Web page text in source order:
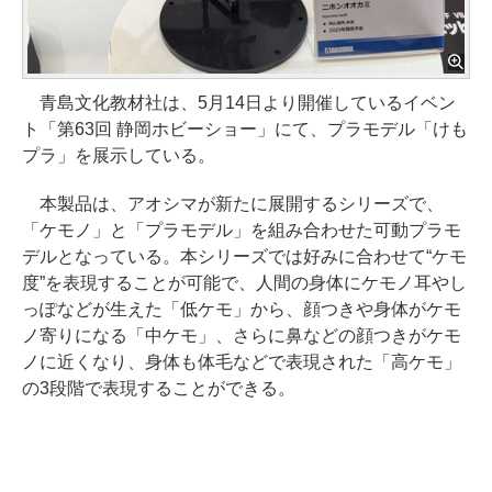
青島文化教材社は、5月14日より開催しているイベン
ト「第63回 静岡ホビーショー」にて、プラモデル「けも
プラ」を展示している。
本製品は、アオシマが新たに展開するシリーズで、
「ケモノ」と「プラモデル」を組み合わせた可動プラモ
デルとなっている。本シリーズでは好みに合わせて“ケモ
度”を表現することが可能で、人間の身体にケモノ耳やし
っぽなどが生えた「低ケモ」から、顔つきや身体がケモ
ノ寄りになる「中ケモ」、さらに鼻などの顔つきがケモ
ノに近くなり、身体も体毛などで表現された「高ケモ」
の3段階で表現することができる。